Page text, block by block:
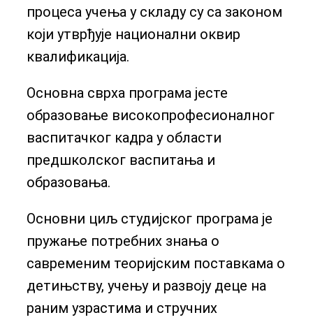
процеса учења у складу су са законом
који утврђује национални оквир
квалификација.
Основна сврха програма јесте
образовање високопрофесионалног
васпитачког кадра у области
предшколског васпитања и
образовања.
Основни циљ студијског програма је
пружање потребних знања о
савременим теоријским поставкама о
детињству, учењу и развоју деце на
раним узрастима и стручних